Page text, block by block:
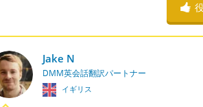
Jake N
DMM英会話翻訳パートナー
イギリス